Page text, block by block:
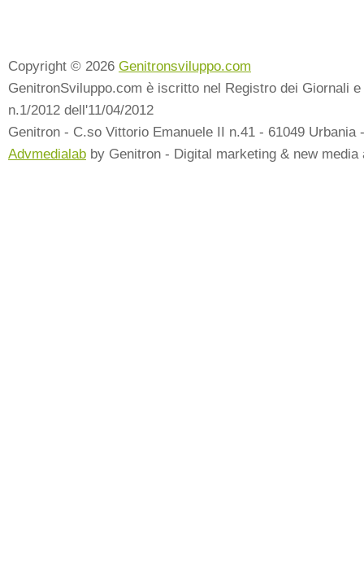
Copyright © 2026 Genitronsviluppo.com
GenitronSviluppo.com è iscritto nel Registro dei Giornali
n.1/2012 dell'11/04/2012
Genitron - C.so Vittorio Emanuele II n.41 - 61049 Urbania
Advmedialab by Genitron - Digital marketing & new media